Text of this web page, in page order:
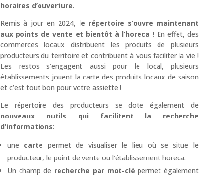
horaires d’ouverture.
Remis à jour en 2024, le répertoire s’ouvre maintenant
aux points de vente et bientôt à l’horeca ! En effet, des
commerces locaux distribuent les produits de plusieurs
producteurs du territoire et contribuent à vous faciliter la vie !
Les restos s’engagent aussi pour le local, plusieurs
établissements jouent la carte des produits locaux de saison
et c’est tout bon pour votre assiette !
Le répertoire des producteurs se dote également de
nouveaux outils qui facilitent la recherche
d’informations:
une carte permet de visualiser le lieu où se situe le
producteur, le point de vente ou l’établissement horeca.
Un champ de recherche par mot-clé permet également